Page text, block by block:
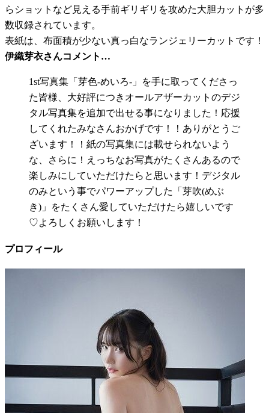
らショットなど見える手前ギリギリを攻めた大胆カットが多
数収録されています。
表紙は、布面積が少ない真っ白なランジェリーカットです！
伊織芽衣さんコメント…
1st写真集「芽色-めいろ-」を手に取ってくださっ
た皆様、大好評につきオールアザーカットのデジ
タル写真集を追加で出せる事になりました！応援
してくれたみなさんおかげです！！ありがとうご
ざいます！！紙の写真集には載せられないよう
な、さらに！えっちなお写真がたくさんあるので
楽しみにしていただけたらと思います！デジタル
のみという事でパワーアップした「芽吹(めぶ
き)」をたくさん愛していただけたら嬉しいです
♡よろしくお願いします！
プロフィール